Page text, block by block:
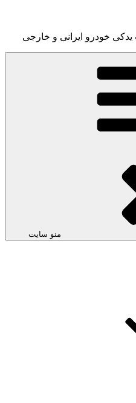
یدکی خودرو ایرانی و خارجی
منو سایت